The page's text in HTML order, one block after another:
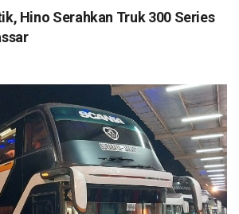
Hino Serahkan Truk 300 Series